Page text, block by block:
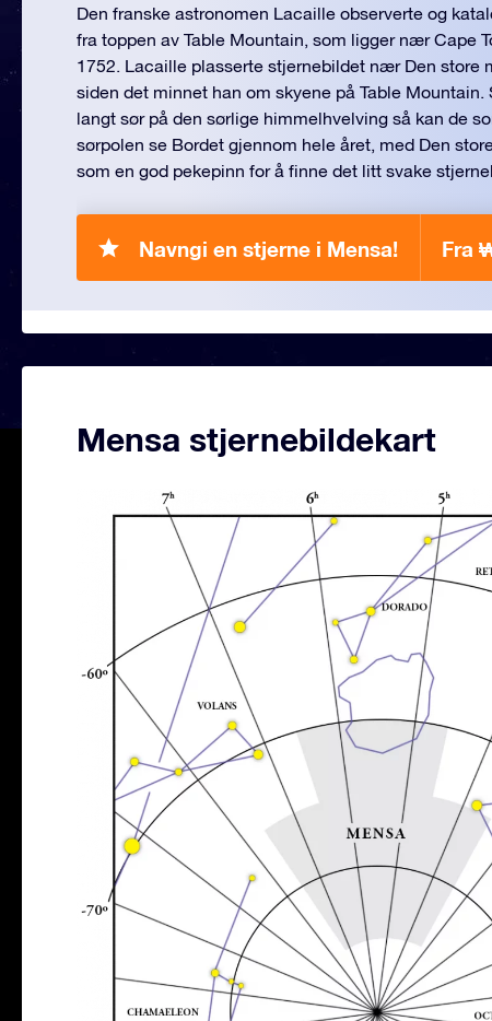
Den franske astronomen Lacaille observerte og
fra toppen av Table Mountain, som ligger nær Cape
1752. Lacaille plasserte stjernebildet nær Den store
siden det minnet han om skyene på Table Mountain.
langt sør på den sørlige himmelhvelving så kan de
sørpolen se Bordet gjennom hele året, med Den
som en god pekepinn for å finne det litt svake
Navngi en stjerne i Mensa! Fra
Mensa stjernebildekart